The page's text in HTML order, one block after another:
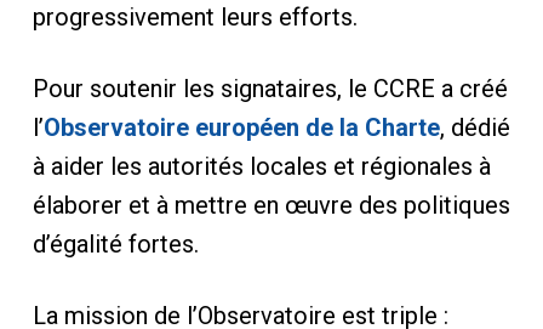
progressivement leurs efforts.
Pour soutenir les signataires, le CCRE a créé
l’Observatoire européen de la Charte, dédié
à aider les autorités locales et régionales à
élaborer et à mettre en œuvre des politiques
d’égalité fortes.
La mission de l’Observatoire est triple :